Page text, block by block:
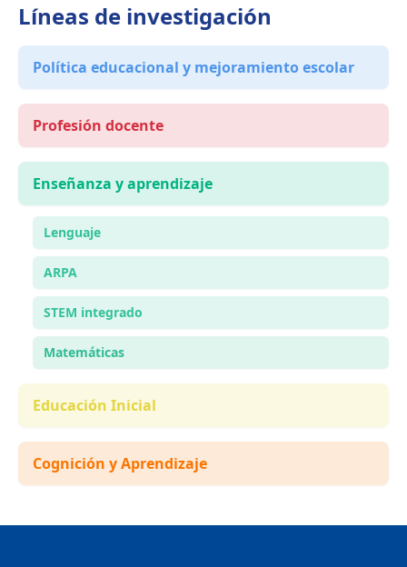
Líneas de investigación
Política educacional y mejoramiento escolar
Profesión docente
Enseñanza y aprendizaje
Lenguaje
ARPA
STEM integrado
Matemáticas
Educación Inicial
Cognición y Aprendizaje